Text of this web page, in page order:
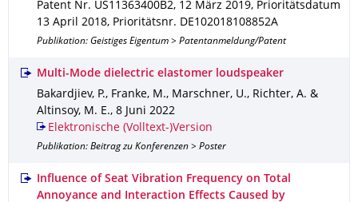
Patent Nr. US11363400B2, 12 März 2019, Prioritätsdatum
13 April 2018, Prioritätsnr. DE102018108852A
Publikation: Geistiges Eigentum > Patentanmeldung/Patent
Multi-Mode dielectric elastomer loudspeaker
Bakardjiev, P., Franke, M., Marschner, U., Richter, A. &
Altinsoy, M. E., 8 Juni 2022
Elektronische (Volltext-)Version
Publikation: Beitrag zu Konferenzen > Poster
Influence of Seat Vibration Frequency on Total
Annoyance and Interaction Effects Caused by